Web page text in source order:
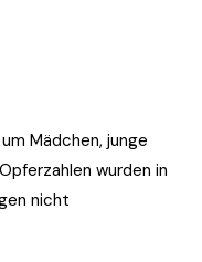
Mädchen, junge
wurden in
nicht